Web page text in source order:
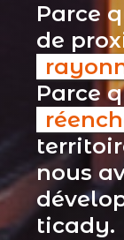
Parce
de
Parce
nous
ticady.